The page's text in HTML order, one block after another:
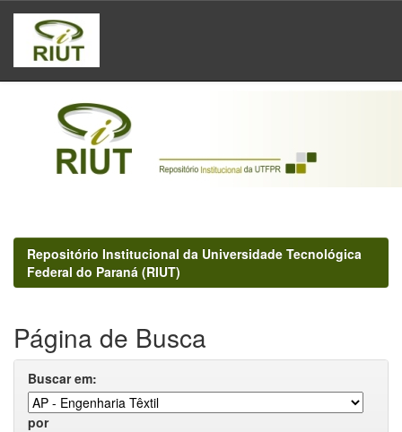
Skip
navigation
Repositório Institucional da Universidade Tecnológica
Federal do Paraná (RIUT)
Página de Busca
Buscar em:
por